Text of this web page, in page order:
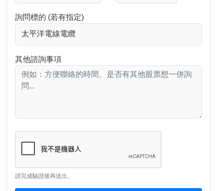
詢問標的 (若有指定)
其他諮詢事項
請完成驗證後再送出。